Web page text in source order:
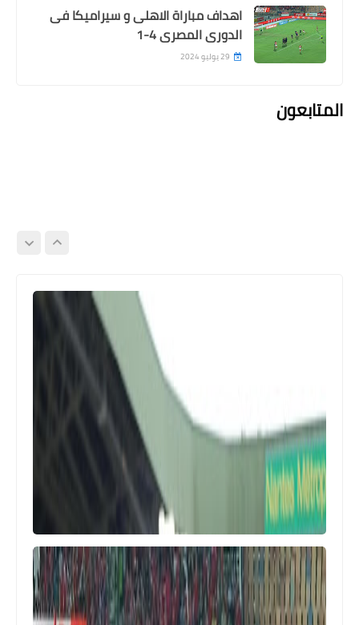
اهداف مباراة الاهلى و سيراميكا فى
الدورى المصرى 4-1
29 يوليو 2024
المتابعون